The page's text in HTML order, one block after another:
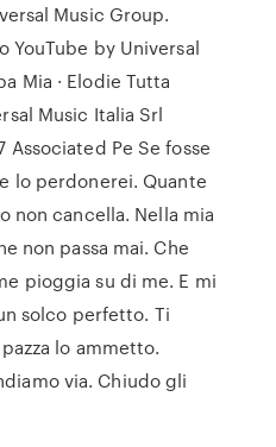
Music Group.
YouTube by Universal
Mia · Elodie Tutta
Music Italia Srl
Associated Pe Se fosse
lo perdonerei. Quante
non cancella. Nella mia
non passa mai. Che
pioggia su di me. E mi
solco perfetto. Ti
lo ammetto.
via. Chiudo gli